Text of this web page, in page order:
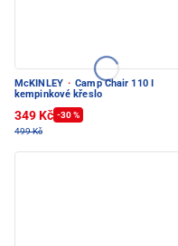
McKINLEY · Camp Chair 110 I
kempinkové křeslo
349 Kč -30 %
499 Kč